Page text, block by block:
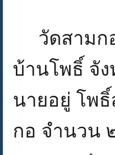
วัดสามก
บ้านโพธิ์ จัง
นายอยู่ โพ
กอ จำนวน